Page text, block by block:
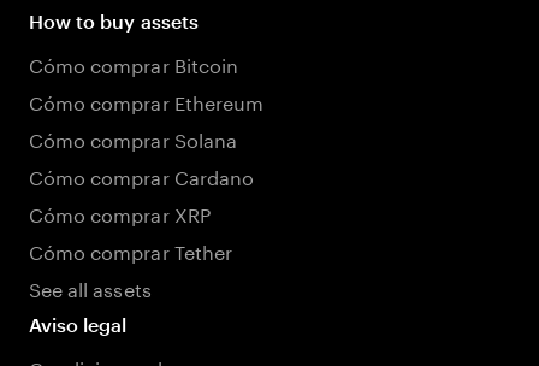
How to buy assets
Cómo comprar Bitcoin
Cómo comprar Ethereum
Cómo comprar Solana
Cómo comprar Cardano
Cómo comprar XRP
Cómo comprar Tether
See all assets
Aviso legal